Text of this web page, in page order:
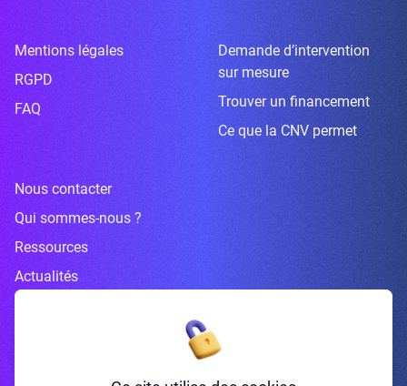
Mentions légales
RGPD
FAQ
Demande d’intervention
sur mesure
Trouver un financement
Ce que la CNV permet
Nous contacter
Qui sommes-nous ?
Ressources
Actualités
Inscrivez-vous à la newsletter